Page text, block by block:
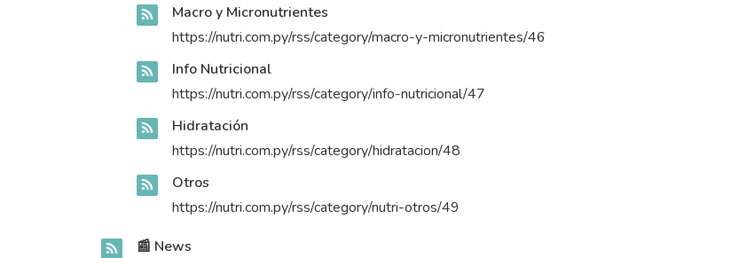
Macro y Micronutrientes
https://nutri.com.py/rss/category/macro-y-micronutrientes/46
Info Nutricional
https://nutri.com.py/rss/category/info-nutricional/47
Hidratación
https://nutri.com.py/rss/category/hidratacion/48
Otros
https://nutri.com.py/rss/category/nutri-otros/49
📰 News